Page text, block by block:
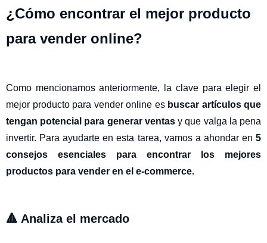
¿Cómo encontrar el mejor producto
para vender online?
Como mencionamos anteriormente, la clave para elegir el
mejor producto para vender online es buscar artículos que
tengan potencial para generar ventasy que valga la pena
invertir. Para ayudarte en esta tarea, vamos a ahondar en 5
consejos esenciales para encontrar los mejores
productos para vender en el e-commerce.
🔺 Analiza el mercado